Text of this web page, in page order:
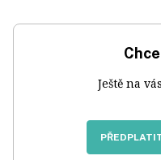
Ještě na